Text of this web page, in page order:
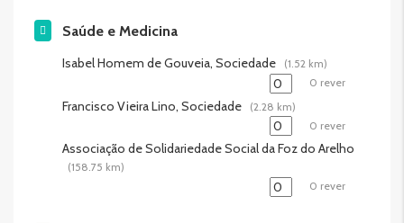
Saúde e Medicina
Isabel Homem de Gouveia, Sociedade
(1.52 km)
0 rever
Francisco Vieira Lino, Sociedade
(2.28 km)
0 rever
Associação de Solidariedade Social da Foz do Arelho
(158.75 km)
0 rever